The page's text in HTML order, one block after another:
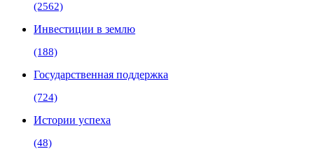
(2562)
Инвестиции в землю
(188)
Государственная поддержка
(724)
Истории успеха
(48)